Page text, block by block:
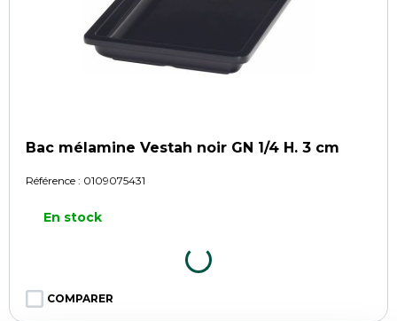
Bac mélamine Vestah noir GN 1/4 H. 3 cm
Référence : 0109075431
En stock
COMPARER